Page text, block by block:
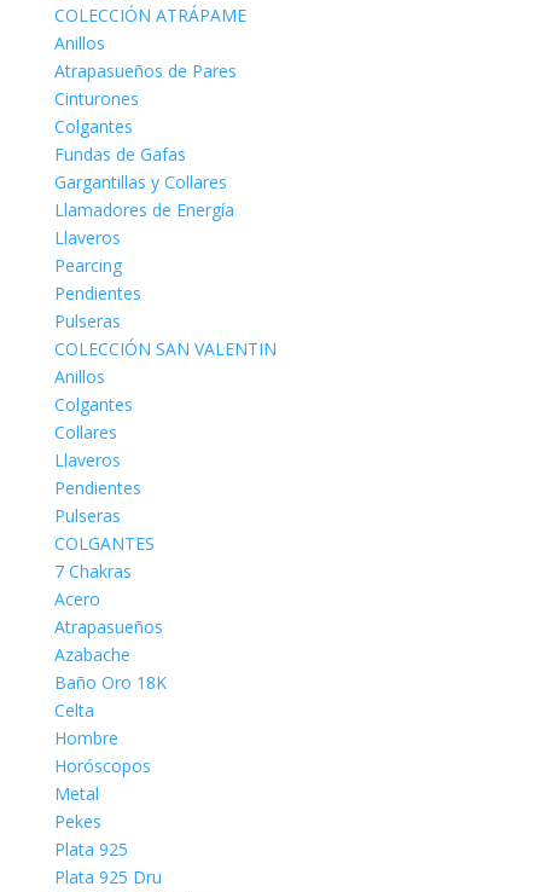
COLECCIÓN ATRÁPAME
Anillos
Atrapasueños de Pares
Cinturones
Colgantes
Fundas de Gafas
Gargantillas y Collares
Llamadores de Energía
Llaveros
Pearcing
Pendientes
Pulseras
COLECCIÓN SAN VALENTIN
Anillos
Colgantes
Collares
Llaveros
Pendientes
Pulseras
COLGANTES
7 Chakras
Acero
Atrapasueños
Azabache
Baño Oro 18K
Celta
Hombre
Horóscopos
Metal
Pekes
Plata 925
Plata 925 Dru